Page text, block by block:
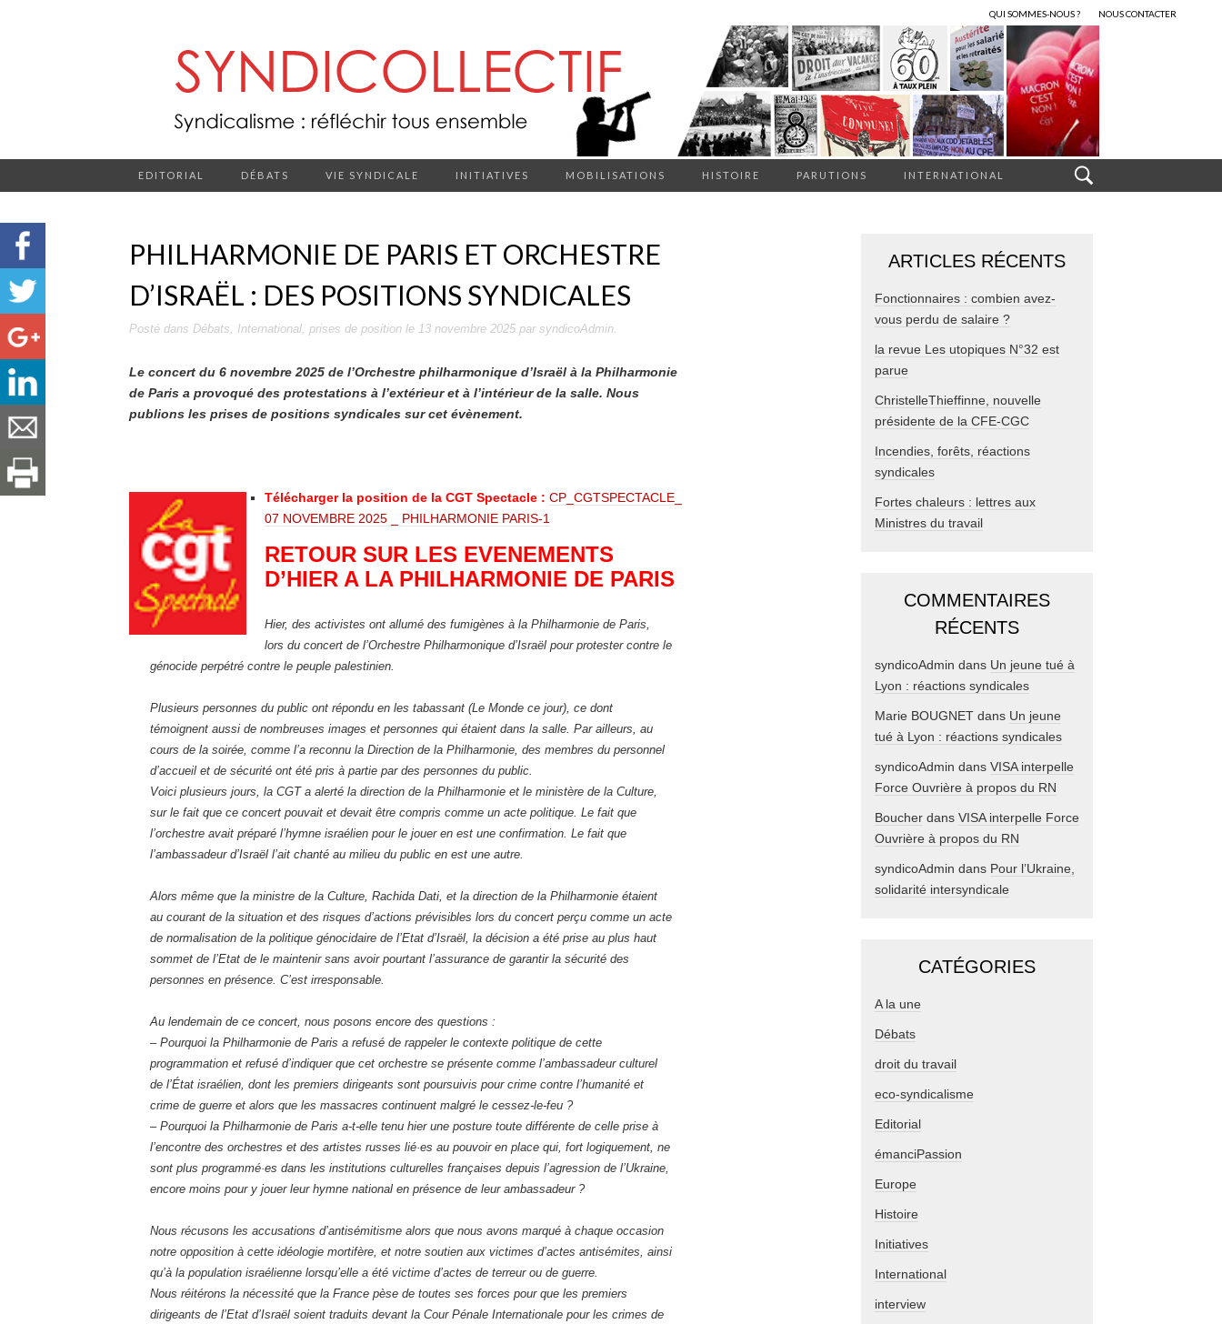
QUI SOMMES-NOUS ? NOUS CONTACTER
EDITORIAL DÉBATS VIE SYNDICALE INITIATIVES MOBILISATIONS HISTOIRE PARUTIONS INTERNATIONAL
PHILHARMONIE DE PARIS ET ORCHESTRE
D’ISRAËL : DES POSITIONS SYNDICALES
Posté dans Débats, International, prises de position le 13 novembre 2025 par syndicoAdmin.
Le concert du 6 novembre 2025 de l’Orchestre philharmonique d’Israël à la Philharmonie
de Paris a provoqué des protestations à l’extérieur et à l’intérieur de la salle. Nous
publions les prises de positions syndicales sur cet évènement.
Télécharger la position de la CGT Spectacle : CP_CGTSPECTACLE_
07 NOVEMBRE 2025 _ PHILHARMONIE PARIS-1
RETOUR SUR LES EVENEMENTS
D’HIER A LA PHILHARMONIE DE PARIS
Hier, des activistes ont allumé des fumigènes à la Philharmonie de Paris,
lors du concert de l’Orchestre Philharmonique d’Israël pour protester contre le
génocide perpétré contre le peuple palestinien.
Plusieurs personnes du public ont répondu en les tabassant (Le Monde ce jour), ce dont
témoignent aussi de nombreuses images et personnes qui étaient dans la salle. Par ailleurs, au
cours de la soirée, comme l’a reconnu la Direction de la Philharmonie, des membres du personnel
d’accueil et de sécurité ont été pris à partie par des personnes du public.
Voici plusieurs jours, la CGT a alerté la direction de la Philharmonie et le ministère de la Culture,
sur le fait que ce concert pouvait et devait être compris comme un acte politique. Le fait que
l’orchestre avait préparé l’hymne israélien pour le jouer en est une confirmation. Le fait que
l’ambassadeur d’Israël l’ait chanté au milieu du public en est une autre.
Alors même que la ministre de la Culture, Rachida Dati, et la direction de la Philharmonie étaient
au courant de la situation et des risques d’actions prévisibles lors du concert perçu comme un acte
de normalisation de la politique génocidaire de l’Etat d’Israël, la décision a été prise au plus haut
sommet de l’Etat de le maintenir sans avoir pourtant l’assurance de garantir la sécurité des
personnes en présence. C’est irresponsable.
Au lendemain de ce concert, nous posons encore des questions :
– Pourquoi la Philharmonie de Paris a refusé de rappeler le contexte politique de cette
programmation et refusé d’indiquer que cet orchestre se présente comme l’ambassadeur culturel
de l’État israélien, dont les premiers dirigeants sont poursuivis pour crime contre l’humanité et
crime de guerre et alors que les massacres continuent malgré le cessez-le-feu ?
– Pourquoi la Philharmonie de Paris a-t-elle tenu hier une posture toute différente de celle prise à
l’encontre des orchestres et des artistes russes lié·es au pouvoir en place qui, fort logiquement, ne
sont plus programmé·es dans les institutions culturelles françaises depuis l’agression de l’Ukraine,
encore moins pour y jouer leur hymne national en présence de leur ambassadeur ?
Nous récusons les accusations d’antisémitisme alors que nous avons marqué à chaque occasion
notre opposition à cette idéologie mortifère, et notre soutien aux victimes d’actes antisémites, ainsi
qu’à la population israélienne lorsqu’elle a été victime d’actes de terreur ou de guerre.
Nous réitérons la nécessité que la France pèse de toutes ses forces pour que les premiers
dirigeants de l’Etat d’Israël soient traduits devant la Cour Pénale Internationale pour les crimes de
ARTICLES RÉCENTS
Fonctionnaires : combien avez-
vous perdu de salaire ?
la revue Les utopiques N°32 est
parue
ChristelleThieffinne, nouvelle
présidente de la CFE-CGC
Incendies, forêts, réactions
syndicales
Fortes chaleurs : lettres aux
Ministres du travail
COMMENTAIRES
RÉCENTS
syndicoAdmin dans Un jeune tué à
Lyon : réactions syndicales
Marie BOUGNET dans Un jeune
tué à Lyon : réactions syndicales
syndicoAdmin dans VISA interpelle
Force Ouvrière à propos du RN
Boucher dans VISA interpelle Force
Ouvrière à propos du RN
syndicoAdmin dans Pour l’Ukraine,
solidarité intersyndicale
CATÉGORIES
A la une
Débats
droit du travail
eco-syndicalisme
Editorial
émanciPassion
Europe
Histoire
Initiatives
International
interview